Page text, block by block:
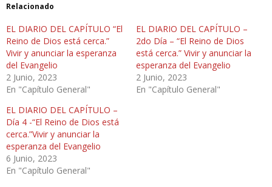
Relacionado
EL DIARIO DEL CAPÍTULO “El
Reino de Dios está cerca.”
Vivir y anunciar la esperanza
del Evangelio
2 Junio, 2023
En "Capítulo General"
EL DIARIO DEL CAPÍTULO –
2do Día – “El Reino de Dios
está cerca.” Vivir y anunciar la
esperanza del Evangelio
2 Junio, 2023
En "Capítulo General"
EL DIARIO DEL CAPÍTULO –
Día 4 -“El Reino de Dios está
cerca.”Vivir y anunciar la
esperanza del Evangelio
6 Junio, 2023
En "Capítulo General"